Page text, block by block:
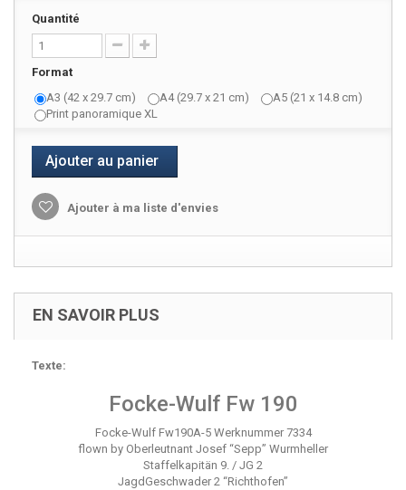
Quantité
Format
A3 (42 x 29.7 cm)
A4 (29.7 x 21 cm)
A5 (21 x 14.8 cm)
Print panoramique XL
Ajouter au panier
Ajouter à ma liste d'envies
EN SAVOIR PLUS
Texte:
Focke-Wulf Fw 190
Focke-Wulf Fw190A-5 Werknummer 7334
flown by Oberleutnant Josef “Sepp” Wurmheller
Staffelkapitän 9. / JG 2
JagdGeschwader 2 “Richthofen”